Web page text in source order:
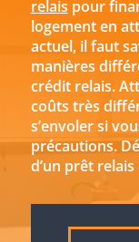
relais pour
logement en
actuel, il faut
manières
crédit relais.
coûts très
s’envoler si
précautions.
d’un prêt